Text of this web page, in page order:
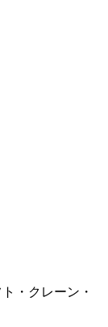
・クレーン・